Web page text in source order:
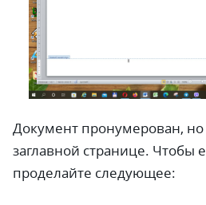
Документ пронумерован, но
заглавной странице. Чтобы
проделайте следующее: